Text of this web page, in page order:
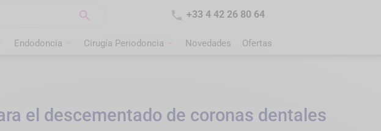
  +33 4 42 26 80 64
Endodoncia Cirugía Periodoncia Novedades Ofertas
el descementado de coronas dentales